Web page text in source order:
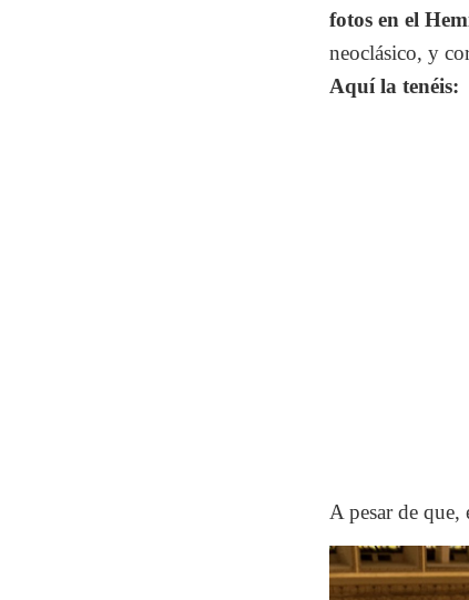
fotos en el
neoclásico, y
Aquí la tenéis:
A pesar de